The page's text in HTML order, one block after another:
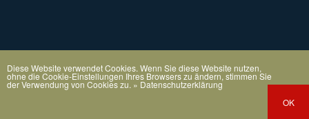
Diese Website verwendet Cookies. Wenn Sie diese Website nutzen,
ohne die Cookie-Einstellungen Ihres Browsers zu ändern, stimmen Sie
der Verwendung von Cookies zu. » Datenschutzerklärung
OK